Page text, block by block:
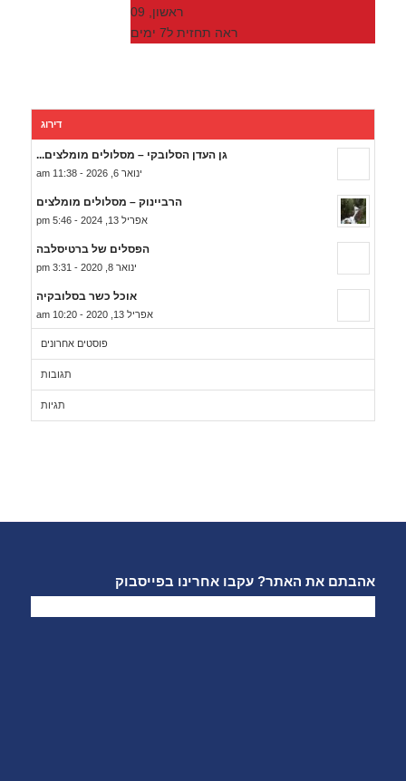
ראשון, 09
ראה תחזית ל7 ימים
דירוג
גן העדן הסלובקי – מסלולים מומלצים...
ינואר 6, 2026 - 11:38 am
הרביינוק – מסלולים מומלצים
אפריל 13, 2024 - 5:46 pm
הפסלים של ברטיסלבה
ינואר 8, 2020 - 3:31 pm
אוכל כשר בסלובקיה
אפריל 13, 2020 - 10:20 am
פוסטים אחרונים
תגובות
תגיות
אהבתם את האתר? עקבו אחרינו בפייסבוק